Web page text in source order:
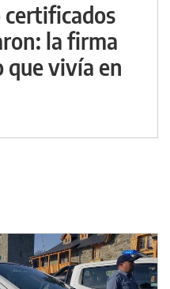
la firma
que vivía en